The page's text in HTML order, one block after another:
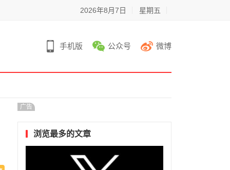
2026年8月7日 星期五
手机版 公众号 微博
广告
浏览最多的文章